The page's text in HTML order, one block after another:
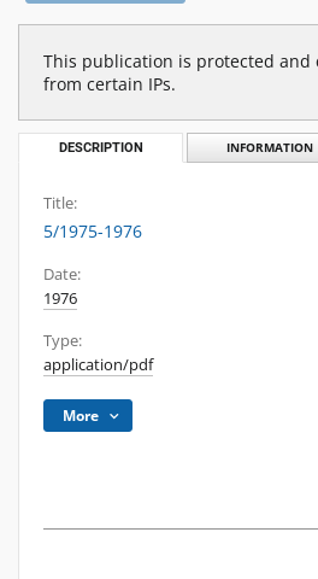
This publication is protected and
from certain IPs.
DESCRIPTION INFORMATION
Title:
5/1975-1976
Date:
1976
Type:
application/pdf
More